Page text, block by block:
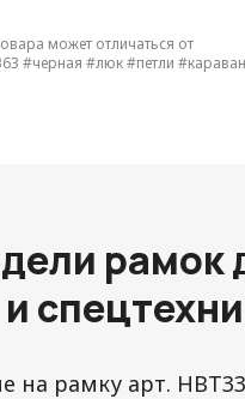
может отличаться от
#черная #люк#петли #караван
рамок
и
на рамку арт.